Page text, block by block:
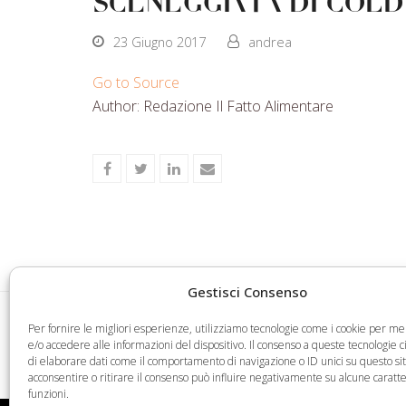
Gestisci Consenso
Per fornire le migliori esperienze, utilizziamo tecnologie come i cookie per
e/o accedere alle informazioni del dispositivo. Il consenso a queste tecnologie
di elaborare dati come il comportamento di navigazione o ID unici su questo
acconsentire o ritirare il consenso può influire negativamente su alcune
funzioni.
23 Giugno 2017 andrea
Go to Source
Author: Redazione Il Fatto Alimentare
ShareShareShareShare
previous
post:
Art. 5-bis della legge 1° dicembre 2016, n.
legge 22 ottobre 2016, n. 193, recante
finanziamento di esigenze indifferibili”